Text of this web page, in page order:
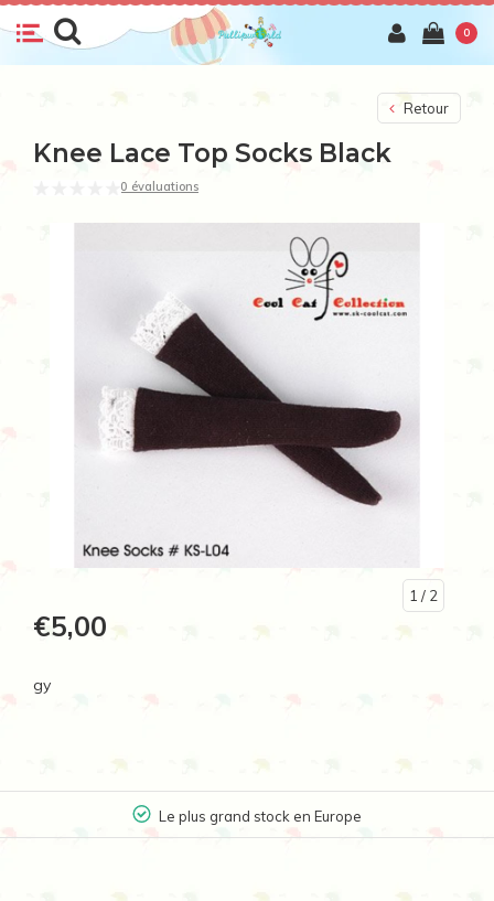
0
Retour
Knee Lace Top Socks Black
0 évaluations
1 / 2
€5,00
gy
Le plus grand stock en Europe